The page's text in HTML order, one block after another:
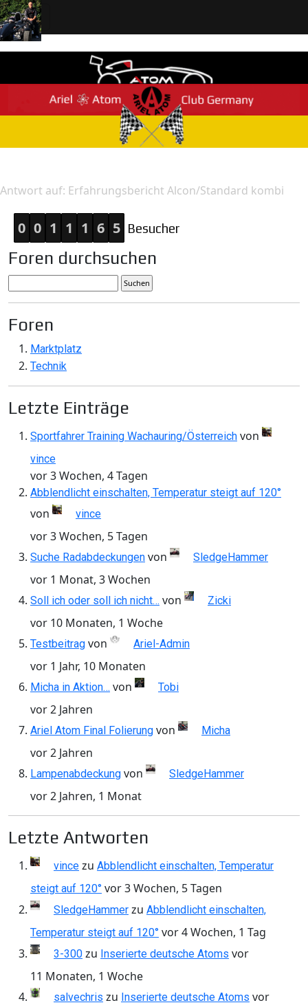
Antwort auf: Erfahrungsbericht Alcon/Standard kombi
0 0 1 1 1 6 5 Besucher
Foren durchsuchen
Foren
Marktplatz
Technik
Letzte Einträge
Sportfahrer Training Wachauring/Österreich von
vince
vor 3 Wochen, 4 Tagen
Abblendlicht einschalten, Temperatur steigt auf 120°
von vince
vor 3 Wochen, 5 Tagen
Suche Radabdeckungen von SledgeHammer
vor 1 Monat, 3 Wochen
Soll ich oder soll ich nicht… von Zicki
vor 10 Monaten, 1 Woche
Testbeitrag von Ariel-Admin
vor 1 Jahr, 10 Monaten
Micha in Aktion… von Tobi
vor 2 Jahren
Ariel Atom Final Folierung von Micha
vor 2 Jahren
Lampenabdeckung von SledgeHammer
vor 2 Jahren, 1 Monat
Letzte Antworten
vince zu Abblendlicht einschalten, Temperatur
steigt auf 120° vor 3 Wochen, 5 Tagen
SledgeHammer zu Abblendlicht einschalten,
Temperatur steigt auf 120° vor 4 Wochen, 1 Tag
3-300 zu Inserierte deutsche Atoms vor
11 Monaten, 1 Woche
salvechris zu Inserierte deutsche Atoms vor